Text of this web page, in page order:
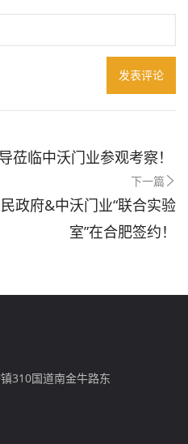
莅临中沃门业参观考察！
下一篇
政府&中沃门业“联合实验
室”在合肥签约！
310国道南金牛路东